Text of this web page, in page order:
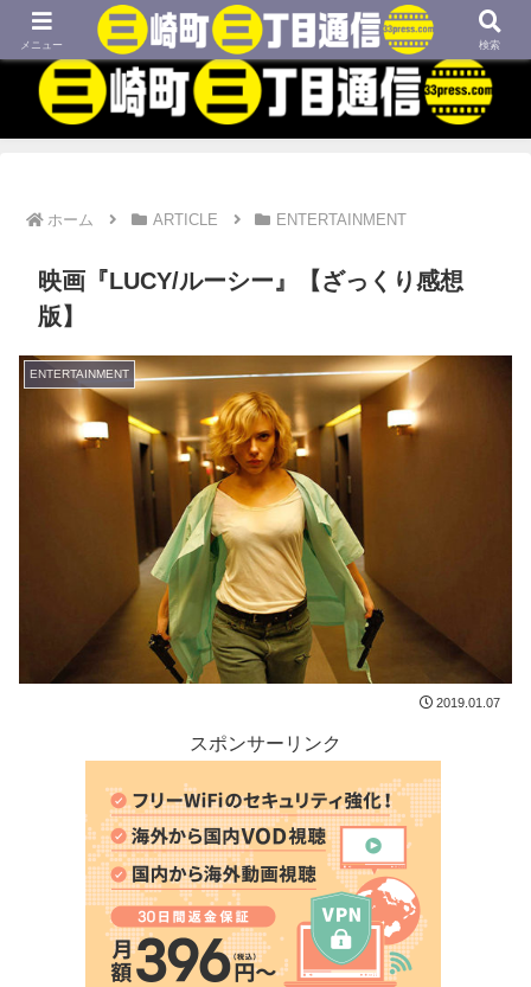
MBTIネタや映画、外国語学習などについてのブログです
ホーム ARTICLE ENTERTAINMENT
映画『LUCY/ルーシー』【ざっくり感想
版】
ENTERTAINMENT
2019.01.07
スポンサーリンク
メニュー 検索